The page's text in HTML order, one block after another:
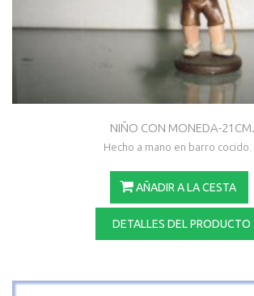
NIÑO CON MONEDA-21CM.
Hecho a mano en barro cocido.
AÑADIR A LA CESTA
DETALLES DEL PRODUCTO